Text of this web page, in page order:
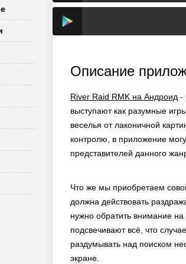
Описание
River Raid RMK на Андроид -
выступают как разумные
веселья от лаконичной
контролю, в приложение
представителей данного
Что же мы приобретаем
должна действовать
нужно обратить внимание
подсвечивают всё, что
раздумывать над поиском
экране.